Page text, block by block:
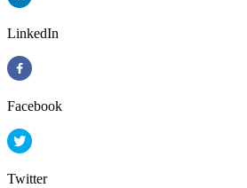
LinkedIn
Facebook
Twitter